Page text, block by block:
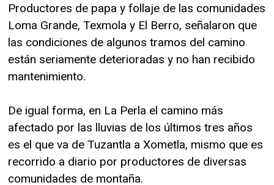
Productores de papa y follaje de las comunidades
Loma Grande, Texmola y El Berro, señalaron que
las condiciones de algunos tramos del camino
están seriamente deterioradas y no han recibido
mantenimiento.
De igual forma, en La Perla el camino más
afectado por las lluvias de los últimos tres años
es el que va de Tuzantla a Xometla, mismo que es
recorrido a diario por productores de diversas
comunidades de montaña.